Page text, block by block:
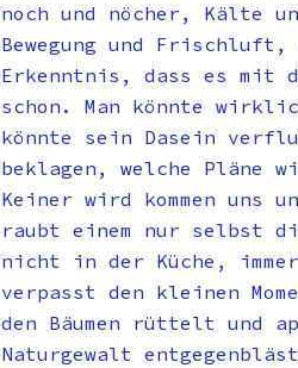
noch und nöcher, Kälte
Bewegung und
Erkenntnis, dass es mit
schon. Man könnte
könnte sein Dasein
beklagen, welche Pläne
Keiner wird kommen uns
raubt einem nur selbst
nicht in der Küche,
verpasst den kleinen
den Bäumen rüttelt und
Naturgewalt